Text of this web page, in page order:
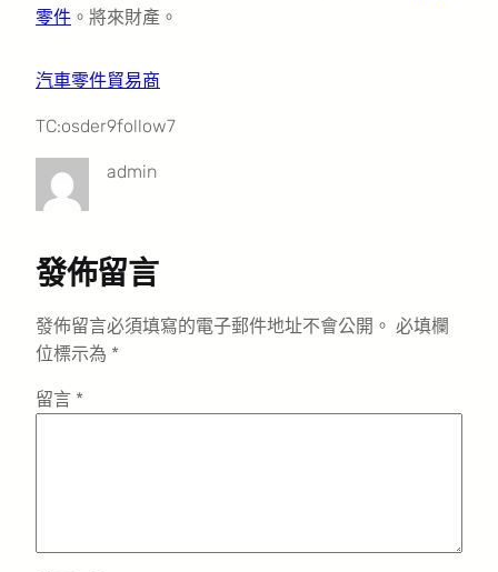
零件 。將來財產。
汽車零件貿易商
TC:osder9follow7
admin
發佈留言
發佈留言必須填寫的電子郵件地址不會公開。 必填欄
位標示為 *
留言 *